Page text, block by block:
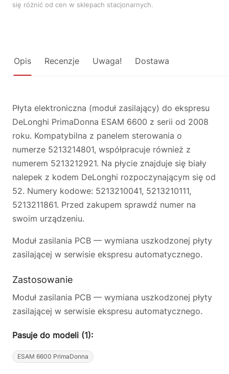
się różnić od cen w sklepach stacjonarnych.
Opis Recenzje Uwaga! Dostawa
Płyta elektroniczna (moduł zasilający) do ekspresu
DeLonghi PrimaDonna ESAM 6600 z serii od 2008
roku. Kompatybilna z panelem sterowania o
numerze 5213214801, współpracuje również z
numerem 5213212921. Na płycie znajduje się biały
nalepek z kodem DeLonghi rozpoczynającym się od
52. Numery kodowe: 5213210041, 5213210111,
5213211861. Przed zakupem sprawdź numer na
swoim urządzeniu.
Moduł zasilania PCB — wymiana uszkodzonej płyty
zasilającej w serwisie ekspresu automatycznego.
Zastosowanie
Moduł zasilania PCB — wymiana uszkodzonej płyty
zasilającej w serwisie ekspresu automatycznego.
Pasuje do modeli (1):
ESAM 6600 PrimaDonna